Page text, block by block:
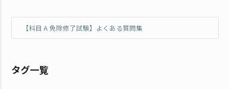
【科目 A 免除修了試験】よくある質問集
タグ一覧